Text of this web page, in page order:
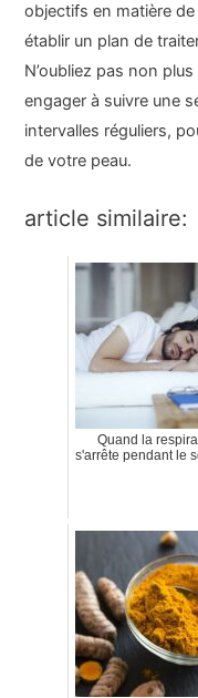
objectifs en matière de
établir un plan de
N’oubliez pas non
engager à suivre une
intervalles réguliers,
de votre peau.
article similaire:
Quand la
s'arrête pendant le